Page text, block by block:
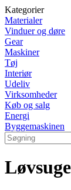
Kategorier
Materialer
Vinduer og døre
Gear
Maskiner
Tøj
Interiør
Udeliv
Virksomheder
Køb og salg
Energi
Byggemaskinen